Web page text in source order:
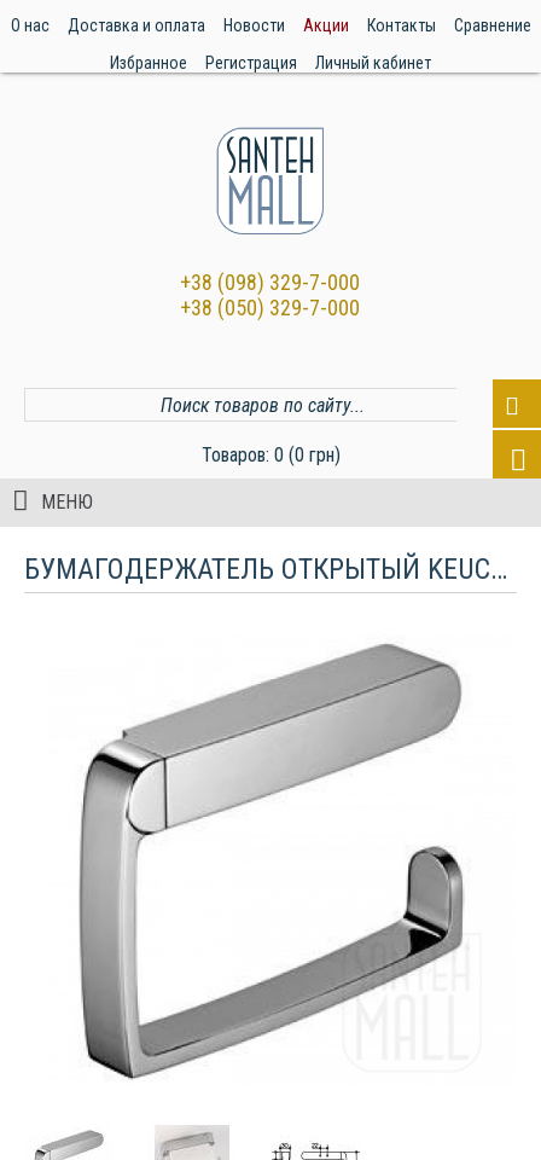
О нас Доставка и оплата Новости Акции Контакты
Сравнение
Избранное
Регистрация Личный кабинет
+38 (098) 329-7-000
+38 (050) 329-7-000
Товаров: 0 (0 грн)
МЕНЮ
БУМАГОДЕРЖАТЕЛЬ ОТКРЫТЫЙ KEUCO ELEGANCE